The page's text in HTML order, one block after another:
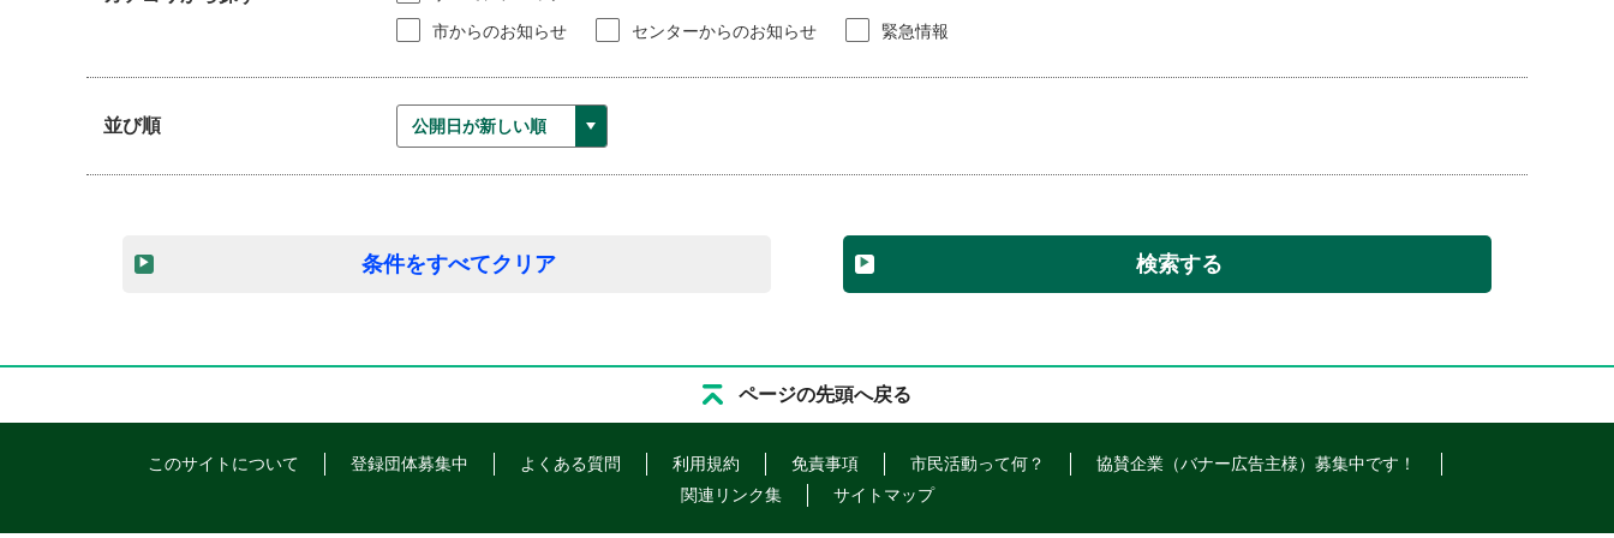
市からのお知らせ
センターからのお知らせ 緊急情報
並び順
条件をすべてクリア 検索する
ページの先頭へ戻る
このサイトについて 登録団体募集中 よくある質問 利用規約 免責事項 市民活動って何？
協賛企業（バナー広告主様）募集中です！
関連リンク集
サイトマップ